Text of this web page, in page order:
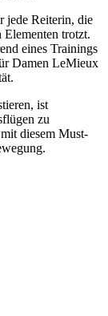
jede Reiterin, die
trotzt.
eines Trainings
Damen LeMieux
ist
zu
diesem Must-